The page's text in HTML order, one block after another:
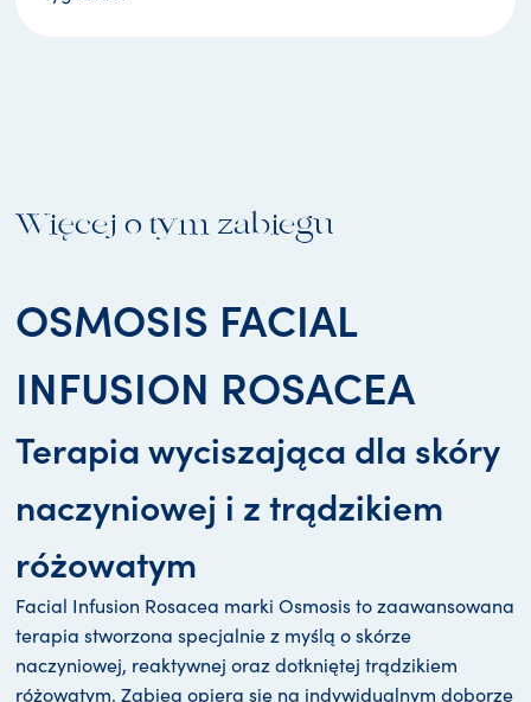
Więcej o tym zabiegu
OSMOSIS FACIAL
INFUSION ROSACEA
Terapia wyciszająca dla skóry
naczyniowej i z trądzikiem
różowatym
Facial Infusion Rosacea marki Osmosis to zaawansowana
terapia stworzona specjalnie z myślą o skórze
naczyniowej, reaktywnej oraz dotkniętej trądzikiem
różowatym. Zabieg opiera się na indywidualnym doborze